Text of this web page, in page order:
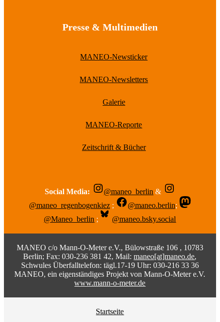
Presse & Multimedien
MANEO-Newsticker
MANEO-Newsletters
Galerie
MANEO-Reporte
Zeitschrift & Bücher
Social Media: @maneo_berlin &
@maneo_regenbogenkiez ; @maneo.berlin;
@Maneo_berlin ; @maneo.bsky.social
MANEO c/o Mann-O-Meter e.V., Bülowstraße 106 , 10783
Berlin; Fax: 030-236 381 42, Mail:maneo[at]maneo.de,
Schwules Überfalltelefon: tägl.17-19 Uhr: 030-216 33 36
MANEO, ein eigenständiges Projekt von Mann-O-Meter e.V.
www.mann-o-meter.de
Startseite